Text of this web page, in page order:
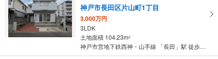
神戸市長田区片山町1丁目
3,000万円
3LDK
土地面積 104.23m2
神戸市営地下鉄西神・山手線 「長田」駅 徒歩7分